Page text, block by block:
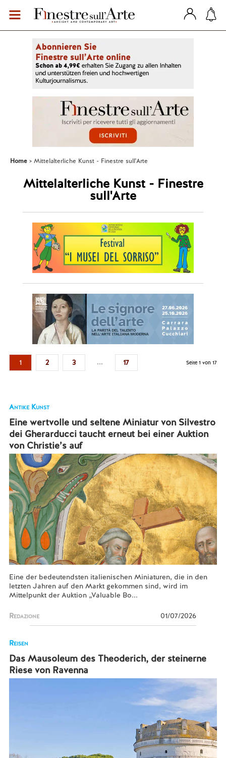
Home Mittelalterliche Kunst - Finestre sull'Arte
Mittelalterliche Kunst - Finestre
sull'Arte
1 2 3 ... 17 Seite 1 von 17
Antike Kunst
Eine wertvolle und seltene Miniatur von Silvestro
dei Gherarducci taucht erneut bei einer Auktion
von Christie’s auf
Eine der bedeutendsten italienischen Miniaturen, die in den
letzten Jahren auf den Markt gekommen sind, wird im
Mittelpunkt der Auktion „Valuable Bo...
Redazione 01/07/2026
Reisen
Das Mausoleum des Theoderich, der steinerne
Riese von Ravenna